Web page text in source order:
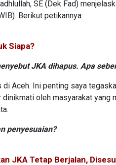
SE (Dek Fad)
Berikut petikannya:
Siapa?
JKA dihapus. Apa
di Aceh. Ini penting saya
oleh masyarakat yang
penyesuaian?
JKA Tetap Berjalan,